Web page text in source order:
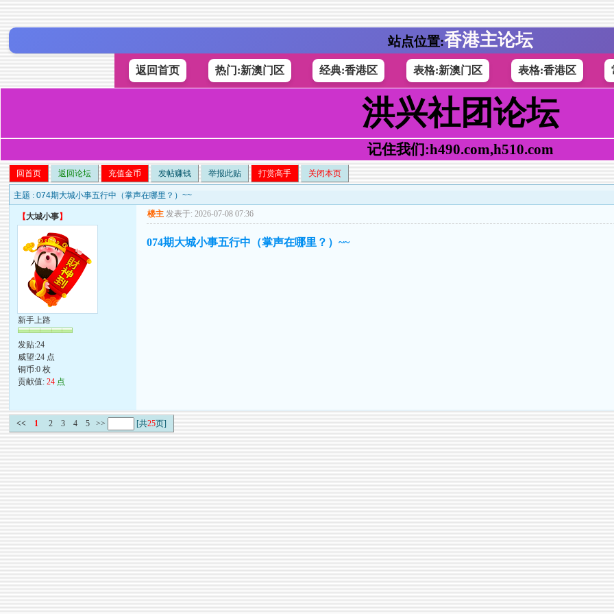
站点位置:香港主论坛
返回首页 热门:新澳门区 经典:香港区 表格:新澳门区 表格:香港区
洪兴社团论坛
记住我们:h490.com,h510.com
回首页 返回论坛 充值金币 发帖赚钱 举报此贴 打赏高手 关闭本页
主题 :074期大城小事五行中（掌声在哪里？）~~
【大城小事】
新手上路
发贴:24
威望:24 点
铜币:0 枚
贡献值:24 点
楼主 发表于: 2026-07-08 07:36
074期大城小事五行中（掌声在哪里？）~~
<< 1 2 3 4 5 >> [共25页]